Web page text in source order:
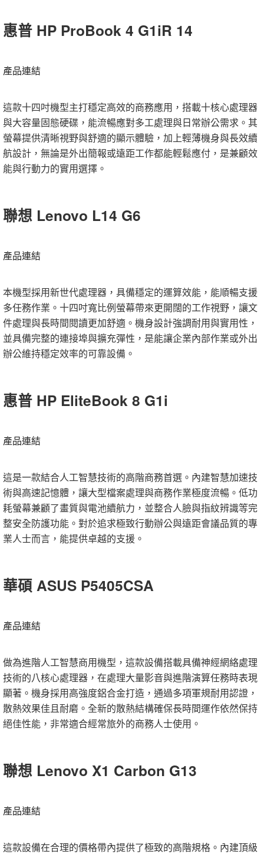
惠普 HP ProBook 4 G1iR 14
產品連結
這款十四吋機型主打穩定高效的商務應用，搭載十核心處理器
與大容量固態硬碟，能流暢應對多工處理與日常辦公需求。其
螢幕提供清晰視野與舒適的顯示體驗，加上輕薄機身與長效續
航設計，無論是外出簡報或遠距工作都能輕鬆應付，是兼顧效
能與行動力的實用選擇。
聯想 Lenovo L14 G6
產品連結
本機型採用新世代處理器，具備穩定的運算效能，能順暢支援
多任務作業。十四吋寬比例螢幕帶來更開闊的工作視野，讓文
件處理與長時間閱讀更加舒適。機身設計強調耐用與實用性，
並具備完整的連接埠與擴充彈性，是能讓企業內部作業或外出
辦公維持穩定效率的可靠設備。
惠普 HP EliteBook 8 G1i
產品連結
這是一款結合人工智慧技術的高階商務首選。內建智慧加速技
術與高速記憶體，讓大型檔案處理與商務作業極度流暢。低功
耗螢幕兼顧了畫質與電池續航力，並整合人臉與指紋辨識等完
整安全防護功能。對於追求極致行動辦公與遠距會議品質的專
業人士而言，能提供卓越的支援。
華碩 ASUS P5405CSA
產品連結
做為進階人工智慧商用機型，這款設備搭載具備神經網絡處理
技術的八核心處理器，在處理大量影音與進階演算任務時表現
顯著。機身採用高強度鋁合金打造，通過多項軍規耐用認證，
散熱效果佳且耐磨。全新的散熱結構確保長時間運作依然保持
絕佳性能，非常適合經常旅外的商務人士使用。
聯想 Lenovo X1 Carbon G13
產品連結
這款設備在合理的價格帶內提供了極致的高階規格。內建頂級